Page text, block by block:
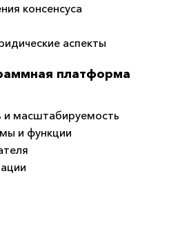
консенсуса
аспекты
платформа
и масштабируемость
и функции